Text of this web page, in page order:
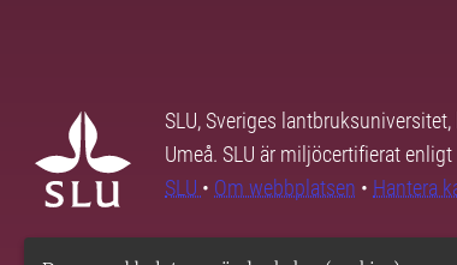
SLU, Sveriges
Umeå. SLU är miljöcertifierat
SLU • Om webbplatsen • Hantera